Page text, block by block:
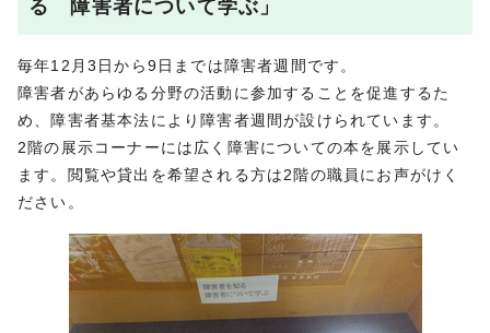
る 障害者について学ぶ」
毎年12月3日から9日までは障害者週間です。
障害者があらゆる分野の活動に参加することを促進するた
め、障害者基本法により障害者週間が設けられています。
2階の展示コーナーには広く障害についての本を展示してい
ます。閲覧や貸出を希望される方は2階の職員にお声がけく
ださい。